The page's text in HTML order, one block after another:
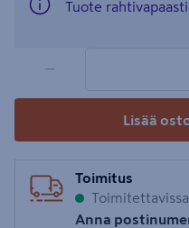
Tuote
−
Lisää
Toimitus
Toimitettavissa
Anna